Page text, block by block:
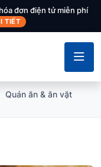
đơn điện tử miễn phí
TIẾT
Quán ăn & ăn vặt